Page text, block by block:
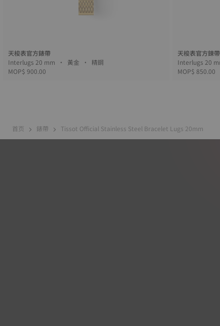
天梭表官方錶帶
Interlugs 20 mm • 黃金 • 精鋼
MOP$ 900.00
天梭表官方鍊帶
MOP$ 850.00
首页 錶帶 Tissot Official Stainless Steel Bracelet Lugs 20mm